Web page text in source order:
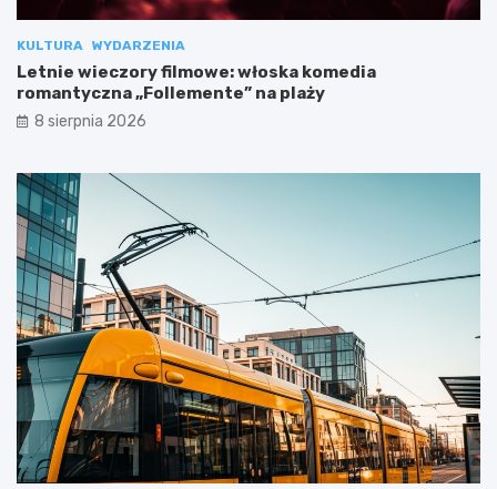
KULTURA WYDARZENIA
Letnie wieczory filmowe: włoska komedia
romantyczna „Follemente” na plaży
8 sierpnia 2026